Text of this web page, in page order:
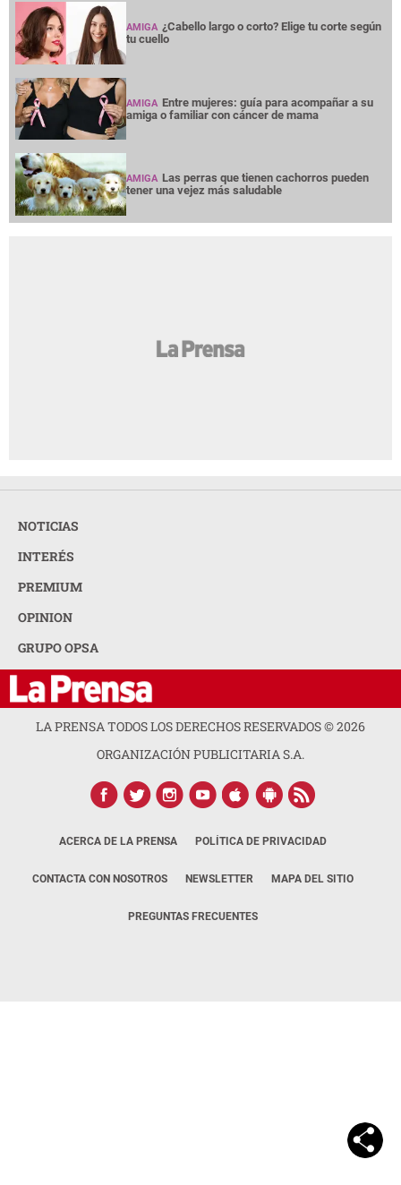
AMIGA ¿Cabello largo o corto? Elige tu corte según
tu cuello
AMIGA Entre mujeres: guía para acompañar a su
amiga o familiar con cáncer de mama
AMIGA Las perras que tienen cachorros pueden
tener una vejez más saludable
NOTICIAS
INTERÉS
PREMIUM
OPINION
GRUPO OPSA
LA PRENSA TODOS LOS DERECHOS RESERVADOS ©2026
ORGANIZACIÓN PUBLICITARIA S.A.
ACERCA DE LA PRENSA POLÍTICA DE PRIVACIDAD
CONTACTA CON NOSOTROS NEWSLETTER MAPA DEL SITIO
PREGUNTAS FRECUENTES